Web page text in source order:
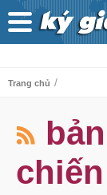
Trang chủ /